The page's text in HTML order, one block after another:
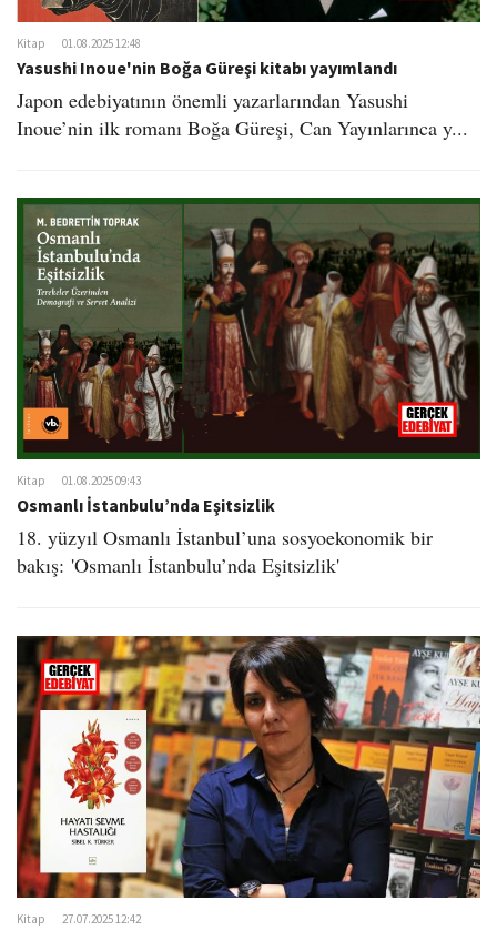
Kitap 01.08.2025 12:48
Yasushi Inoue'nin Boğa Güreşi kitabı yayımlandı
Japon edebiyatının önemli yazarlarından Yasushi
Inoue’nin ilk romanı Boğa Güreşi, Can Yayınlarınca y...
Kitap 01.08.2025 09:43
Osmanlı İstanbulu’nda Eşitsizlik
18. yüzyıl Osmanlı İstanbul’una sosyoekonomik bir
bakış: 'Osmanlı İstanbulu’nda Eşitsizlik'
Kitap 27.07.2025 12:42